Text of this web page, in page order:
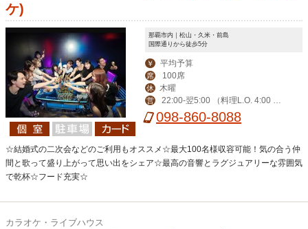
ケ)
那覇市内｜松山・久米・前島
国際通りから徒歩5分
￥ 平均予算
席 100席
休 木曜
営
22:00-翌5:00 （料理L.O. 4:00 ド
リンクL.O. 4:00）
098-860-8088
☆結婚式の二次会などのご利用もオススメ☆最大100名様収容可能！気の合う仲
間と歌って盛り上がって思い出をシェア☆最高の音響とラグジュアリーな雰囲気
で乾杯☆フード充実☆
カラオケ・ライブハウス